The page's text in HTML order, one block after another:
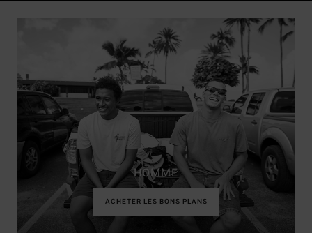
HOMME
ACHETER LES BONS PLANS